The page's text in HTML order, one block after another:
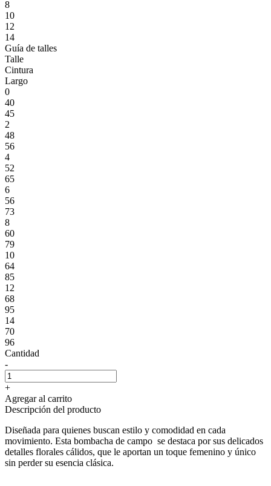
8
10
12
14
Guía de talles
Talle
Cintura
Largo
0
40
45
2
48
56
4
52
65
6
56
73
8
60
79
10
64
85
12
68
95
14
70
96
Cantidad
-
+
Agregar al carrito
Descripción del producto
Diseñada para quienes buscan estilo y comodidad en cada
movimiento. Esta bombacha de campo se destaca por sus delicados
detalles florales cálidos, que le aportan un toque femenino y único
sin perder su esencia clásica.